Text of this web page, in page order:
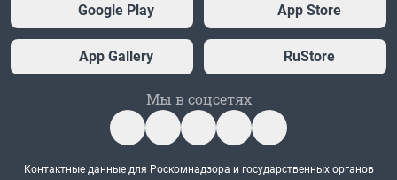
Google Play App Store
App Gallery RuStore
Мы в соцсетях
Контактные данные для Роскомнадзора и государственных органов